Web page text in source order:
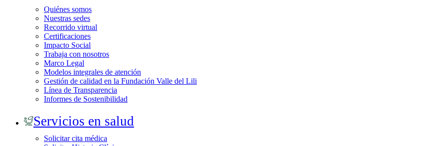
Quiénes somos
Nuestras sedes
Recorrido virtual
Certificaciones
Impacto Social
Trabaja con nosotros
Marco Legal
Modelos integrales de atención
Gestión de calidad en la Fundación Valle del Lili
Línea de Transparencia
Informes de Sostenibilidad
Servicios en salud
Solicitar cita médica